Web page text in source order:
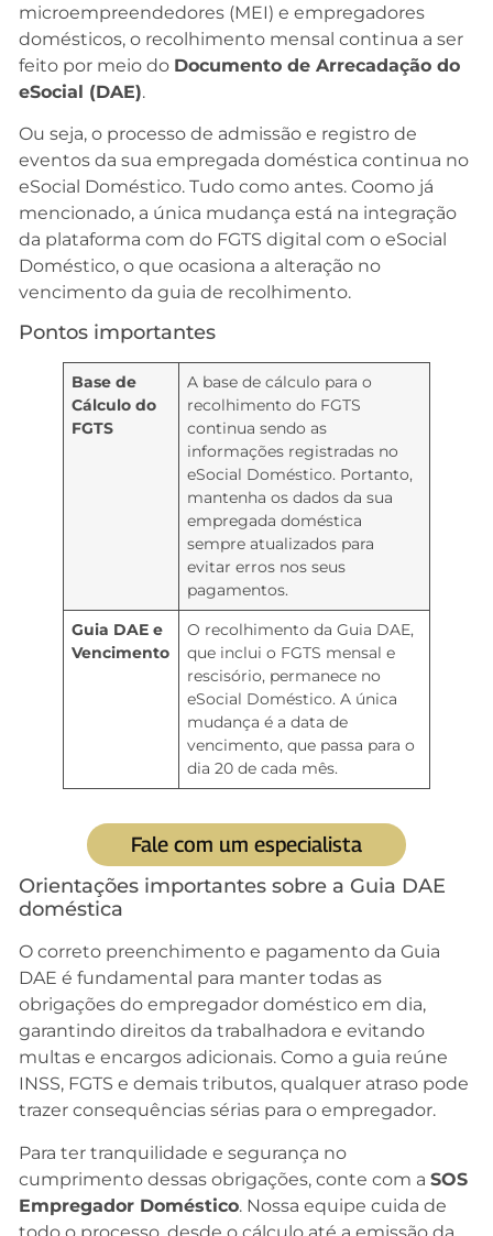
microempreendedores (MEI) e empregadores
domésticos, o recolhimento mensal continua a ser
feito por meio do Documento de Arrecadação do
eSocial (DAE).
Ou seja, o processo de admissão e registro de
eventos da sua empregada doméstica continua no
eSocial Doméstico. Tudo como antes. Coomo já
mencionado, a única mudança está na integração
da plataforma com do FGTS digital com o eSocial
Doméstico, o que ocasiona a alteração no
vencimento da guia de recolhimento.
Pontos importantes
Base de
Cálculo do
FGTS
A base de cálculo para o
recolhimento do FGTS
continua sendo as
informações registradas no
eSocial Doméstico. Portanto,
mantenha os dados da sua
empregada doméstica
sempre atualizados para
evitar erros nos seus
pagamentos.
Guia DAE e
Vencimento
O recolhimento da Guia DAE,
que inclui o FGTS mensal e
rescisório, permanece no
eSocial Doméstico. A única
mudança é a data de
vencimento, que passa para o
dia 20 de cada mês.
Fale com um especialista
Orientações importantes sobre a Guia DAE
doméstica
O correto preenchimento e pagamento da Guia
DAE é fundamental para manter todas as
obrigações do empregador doméstico em dia,
garantindo direitos da trabalhadora e evitando
multas e encargos adicionais. Como a guia reúne
INSS, FGTS e demais tributos, qualquer atraso pode
trazer consequências sérias para o empregador.
Para ter tranquilidade e segurança no
cumprimento dessas obrigações, conte com a SOS
Empregador Doméstico. Nossa equipe cuida de